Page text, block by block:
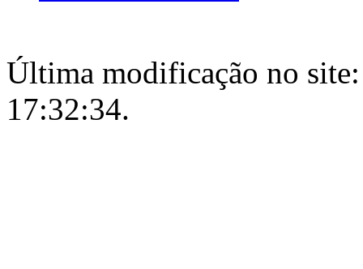
Última modificação no
17:32:34.